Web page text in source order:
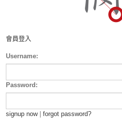
會員登入
Username:
Password:
signup now| forgot password?